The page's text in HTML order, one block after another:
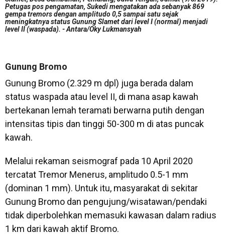
Petugas pos pengamatan, Sukedi mengatakan ada sebanyak 869
gempa tremors dengan amplitudo 0,5 sampai satu sejak
meningkatnya status Gunung Slamet dari level I (normal) menjadi
level II (waspada). - Antara/Oky Lukmansyah
Gunung Bromo
Gunung Bromo (2.329 m dpl) juga berada dalam
status waspada atau level II, di mana asap kawah
bertekanan lemah teramati berwarna putih dengan
intensitas tipis dan tinggi 50-300 m di atas puncak
kawah.
Melalui rekaman seismograf pada 10 April 2020
tercatat Tremor Menerus, amplitudo 0.5-1 mm
(dominan 1 mm). Untuk itu, masyarakat di sekitar
Gunung Bromo dan pengujung/wisatawan/pendaki
tidak diperbolehkan memasuki kawasan dalam radius
1 km dari kawah aktif Bromo.